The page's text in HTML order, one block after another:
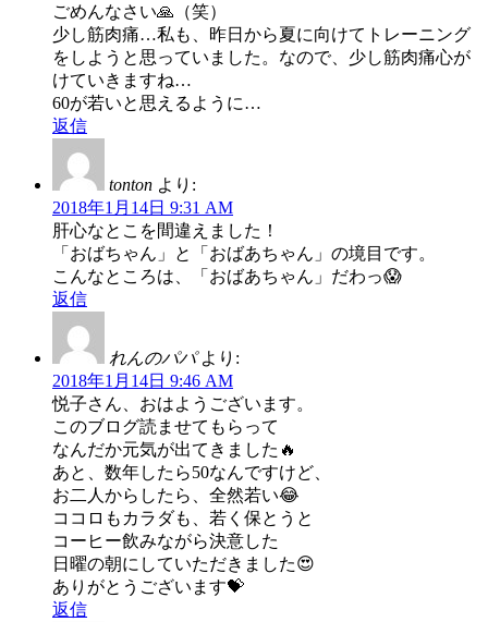
ごめんなさい🙏（笑）
少し筋肉痛…私も、昨日から夏に向けてトレーニング
をしようと思っていました。なので、少し筋肉痛心が
けていきますね…
60が若いと思えるように…
返信
tonton より:
2018年1月14日 9:31 AM
肝心なとこを間違えました！
「おばちゃん」と「おばあちゃん」の境目です。
こんなところは、「おばあちゃん」だわっ😱
返信
れんのパパ より:
2018年1月14日 9:46 AM
悦子さん、おはようございます。
このブログ読ませてもらって
なんだか元気が出てきました🔥
あと、数年したら50なんですけど、
お二人からしたら、全然若い😂
ココロもカラダも、若く保とうと
コーヒー飲みながら決意した
日曜の朝にしていただきました😍
ありがとうございます💝
返信